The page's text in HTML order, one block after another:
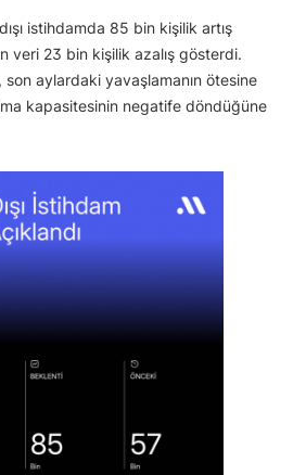
istihdamda 85 bin kişilik artış
veri 23 bin kişilik azalış gösterdi.
aylardaki yavaşlamanın ötesine
kapasitesinin negatife döndüğüne